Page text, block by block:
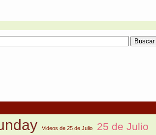
Videos de 25 de Julio
25 de Julio